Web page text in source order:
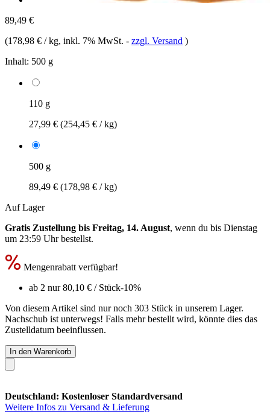
89,49 €
(178,98 € / kg, inkl. 7% MwSt. - zzgl. Versand )
Inhalt: 500 g
110 g
27,99 € (254,45 € / kg)
500 g
89,49 € (178,98 € / kg)
Auf Lager
Gratis Zustellung bis Freitag, 14. August, wenn du bis Dienstag
um 23:59 Uhrbestellst.
Mengenrabatt verfügbar!
ab 2 nur80,10 € / Stück-10%
Von diesem Artikel sind nur noch 303 Stück in unserem Lager.
Nachschub ist unterwegs! Falls mehr bestellt wird, könnte dies das
Zustelldatum beeinflussen.
In den Warenkorb
Deutschland: Kostenloser Standardversand
Weitere Infos zu Versand & Lieferung